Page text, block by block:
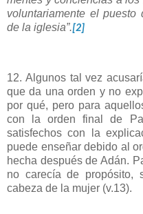
voluntariamente el
de la iglesia”.[2]
12. Algunos tal vez
que da una orden y no
por qué, pero para
con la orden final de
satisfechos con la
puede enseñar debido al
hecha después de Adán.
no carecía de propósito,
cabeza de la mujer (v.13).